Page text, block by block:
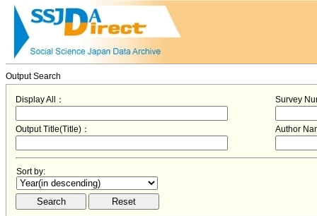
Output Search
Display All： Survey
Output Title(Title)： Author
Sort by: